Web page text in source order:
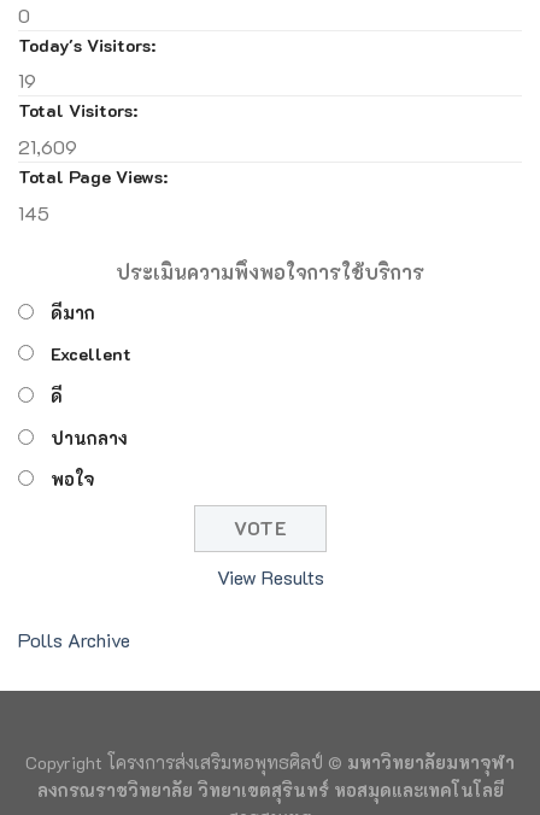
0
Today's Visitors:
19
Total Visitors:
21,609
Total Page Views:
145
ประเมินความพึงพอใจการใช้บริการ
ดีมาก
Excellent
ดี
ปานกลาง
พอใจ
View Results
Polls Archive
Copyright โครงการส่งเสริมหอพุทธศิลป์ © มหาวิทยาลัยมหาจุฬา
ลงกรณราชวิทยาลัย วิทยาเขตสุรินทร์ หอสมุดและเทคโนโลยี